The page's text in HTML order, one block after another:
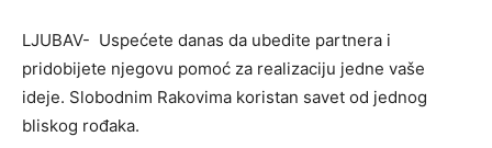
LJUBAV- Uspećete danas da ubedite partnera i
pridobijete njegovu pomoć za realizaciju jedne vaše
ideje. Slobodnim Rakovima koristan savet od jednog
bliskog rođaka.